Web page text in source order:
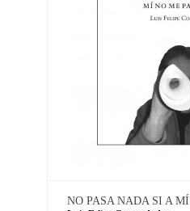
NO PASA NADA SI A